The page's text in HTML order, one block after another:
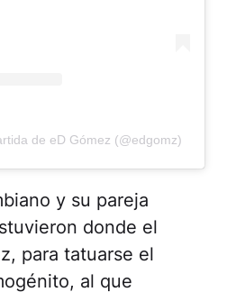
de eD Gómez (@edgomz)
y su pareja
donde el
para tatuarse el
al que